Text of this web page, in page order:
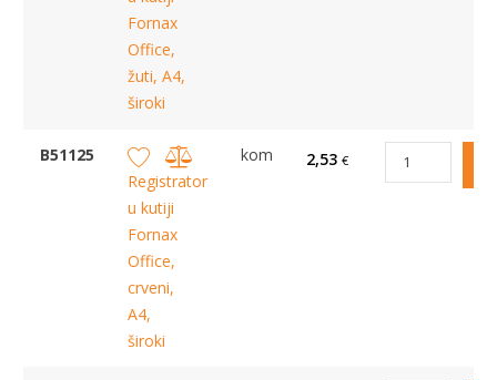
Fornax
Office,
žuti, A4,
široki
B51125
Registrator
u kutiji
Fornax
Office,
crveni,
A4,
široki
kom 2,53 €